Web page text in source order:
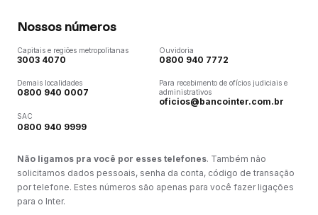
Nossos números
Capitais e regiões metropolitanas
3003 4070
Demais localidades
0800 940 0007
SAC
0800 940 9999
Ouvidoria
0800 940 7772
Para recebimento de ofícios judiciais e
administrativos
oficios@bancointer.com.br
Não ligamos pra você por esses telefones. Também não
solicitamos dados pessoais, senha da conta, código de transação
por telefone. Estes números são apenas para você fazer ligações
para o Inter.